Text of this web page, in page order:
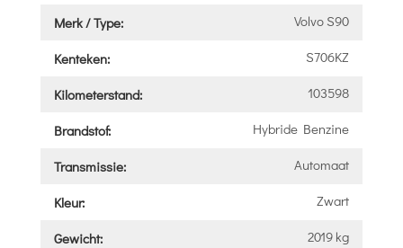
Merk / Type: Volvo S90
Kenteken: S706KZ
Kilometerstand: 103598
Brandstof: Hybride Benzine
Transmissie: Automaat
Kleur: Zwart
Gewicht: 2019 kg